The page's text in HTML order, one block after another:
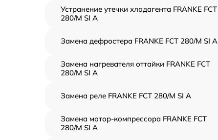
Устранение утечки хладагента FRANKE FCT
280/M SI A
Замена дефростера FRANKE FCT 280/M SI A
Замена нагревателя оттайки FRANKE FCT
280/M SI A
Замена реле FRANKE FCT 280/M SI A
Замена мотор-компрессора FRANKE FCT
280/M SI A